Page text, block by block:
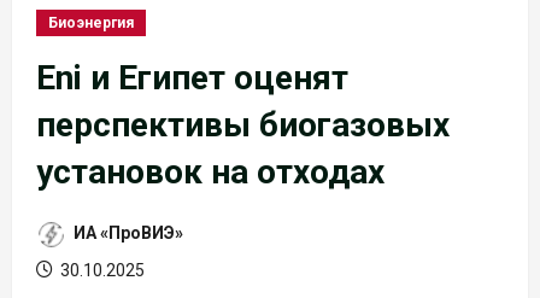
Биоэнергия
Eni и Египет оценят
перспективы биогазовых
установок на отходах
ИА «ПроВИЭ»
30.10.2025